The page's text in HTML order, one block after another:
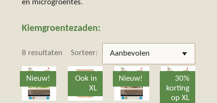
en microgroentes.
Kiemgroentezaden:
8 resultaten Sorteer:
Nieuw!
Ook in
XL
Nieuw!
30%
korting
op XL